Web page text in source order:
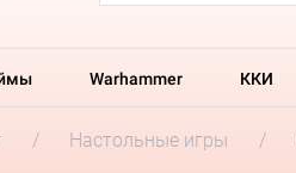
Warhammer ККИ
Настольные игры